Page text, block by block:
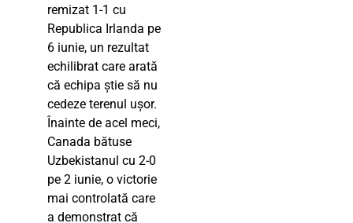
remizat 1-1 cu
Republica Irlanda pe
6 iunie, un rezultat
echilibrat care arată
că echipa știe să nu
cedeze terenul ușor.
Înainte de acel meci,
Canada bătuse
Uzbekistanul cu 2-0
pe 2 iunie, o victorie
mai controlată care
a demonstrat că